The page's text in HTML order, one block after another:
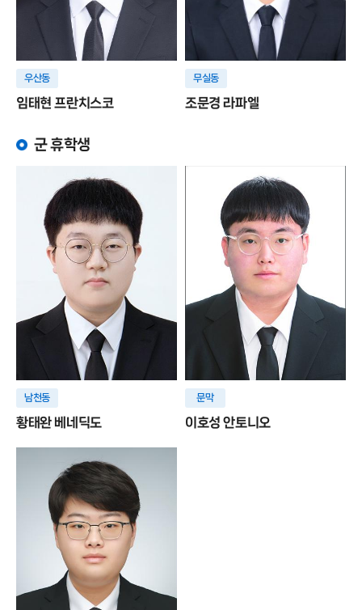
우산동
임태현 프란치스코
무실동
조문경 라파엘
군 휴학생
남천동
황태완 베네딕도
문막
이호성 안토니오